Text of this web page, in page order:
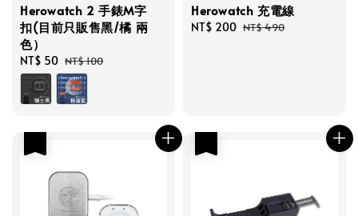
Herowatch 2 手錶M字
扣(目前只販售黑/橘 兩
色）
Sale
price
NT$ 50 Regular
price
NT$ 100
Herowatch 充電線
Sale
NT$ 200 Regular
NT$ 490